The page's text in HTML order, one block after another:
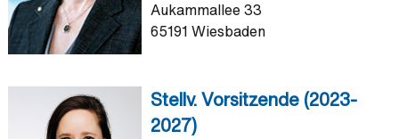
Aukammallee 33
65191 Wiesbaden
Stellv. Vorsitzende (2023-
2027)